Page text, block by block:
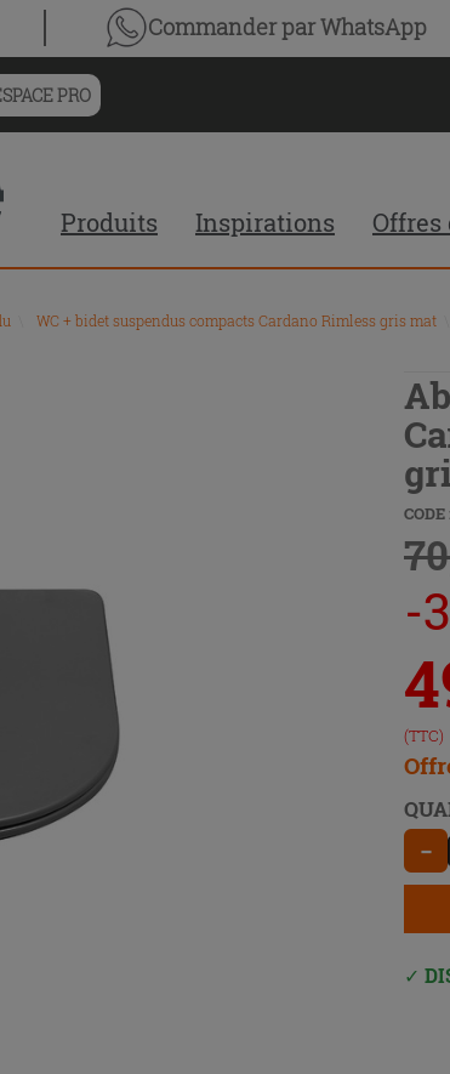
Commander par WhatsApp
PRO
Produits Inspirations Offres
WC + bidet suspendus compacts Cardano Rimless gris mat
-
(TTC)
−